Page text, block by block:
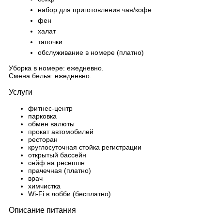
набор для приготовления чая/кофе
фен
халат
тапочки
обслуживание в номере (платно)
Уборка в номере: ежедневно.
Смена белья: ежедневно.
Услуги
фитнес-центр
парковка
обмен валюты
прокат автомобилей
ресторан
круглосуточная стойка регистрации
открытый бассейн
сейф на ресепшн
прачечная (платно)
врач
химчистка
Wi-Fi в лобби (бесплатно)
Описание питания